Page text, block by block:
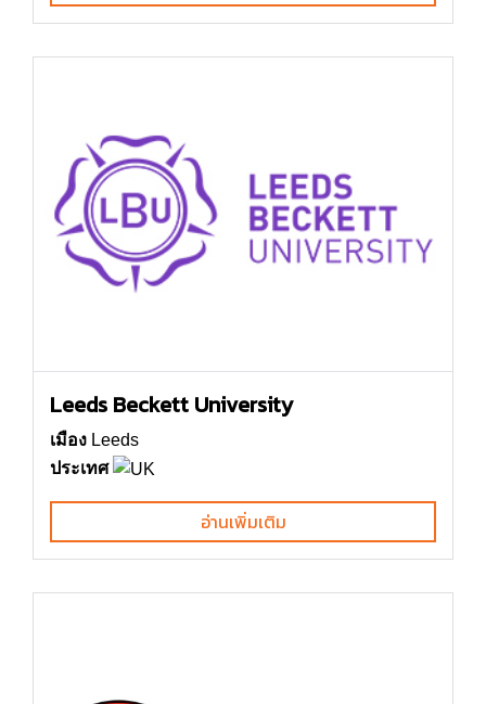
Leeds Beckett University
เมือง Leeds
ประเทศ
อ่านเพิ่มเติม